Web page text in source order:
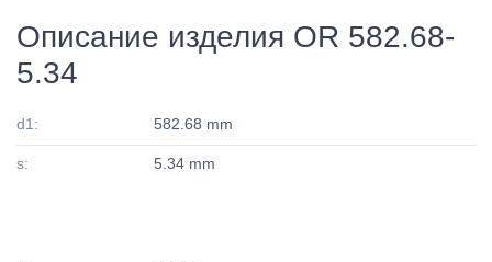
Описание изделия OR 582.68-
5.34
d1: 582.68 mm
s: 5.34 mm